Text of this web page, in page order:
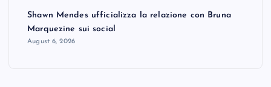
Shawn Mendes ufficializza la relazione con Bruna
Marquezine sui social
August 6, 2026